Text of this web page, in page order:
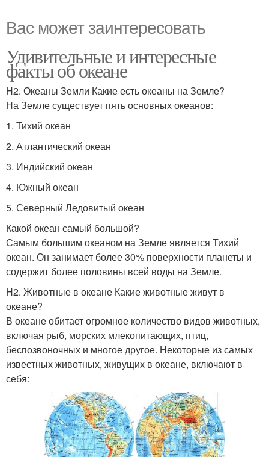
Вас может заинтересовать
Удивительные и интересные
факты об океане
H2. Океаны Земли Какие есть океаны на Земле?
На Земле существует пять основных океанов:
1. Тихий океан
2. Атлантический океан
3. Индийский океан
4. Южный океан
5. Северный Ледовитый океан
Какой океан самый большой?
Самым большим океаном на Земле является Тихий
океан. Он занимает более 30% поверхности планеты и
содержит более половины всей воды на Земле.
H2. Животные в океане Какие животные живут в
океане?
В океане обитает огромное количество видов животных,
включая рыб, морских млекопитающих, птиц,
беспозвоночных и многое другое. Некоторые из самых
известных животных, живущих в океане, включают в
себя: